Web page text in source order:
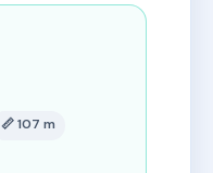
📏 107 m